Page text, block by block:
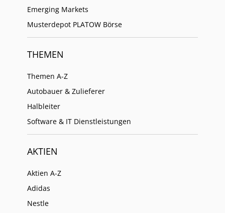
Emerging Markets
Musterdepot PLATOW Börse
THEMEN
Themen A-Z
Autobauer & Zulieferer
Halbleiter
Software & IT Dienstleistungen
AKTIEN
Aktien A-Z
Adidas
Nestle